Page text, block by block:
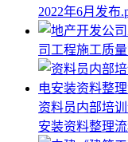
2022年6月发布
司工程施工质
资料员内部培
安装资料整理